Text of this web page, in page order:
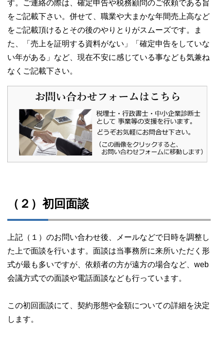
す。ご連絡の際は、確定申告や税務顧問のご依頼である旨
をご記載下さい。併せて、職業や大まかな年間売上高など
をご記載頂けるとその後のやりとりがスムーズです。ま
た、「売上を証明する資料がない」「確定申告をしていな
い年がある」など、現在不安に感じている事なども気兼ね
なくご記載下さい。
（２）初回面談
上記（１）のお問い合わせ後、メールなどで日時を調整し
た上で面談を行います。面談は当事務所に来所いただく形
式が最も多いですが、依頼者の方が遠方の場合など、web
会議方式での面談や電話面談なども行っています。
この初回面談にて、契約形態や金額についての詳細を決定
します。